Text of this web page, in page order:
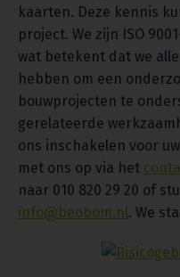
kaarten. Deze kennis
project. We zijn ISO
wat betekent dat we
hebben om een
bouwprojecten te
gerelateerde
ons inschakelen voor
met ons op via het
naar 010 820 29 20 of
info@beobom.nl. We